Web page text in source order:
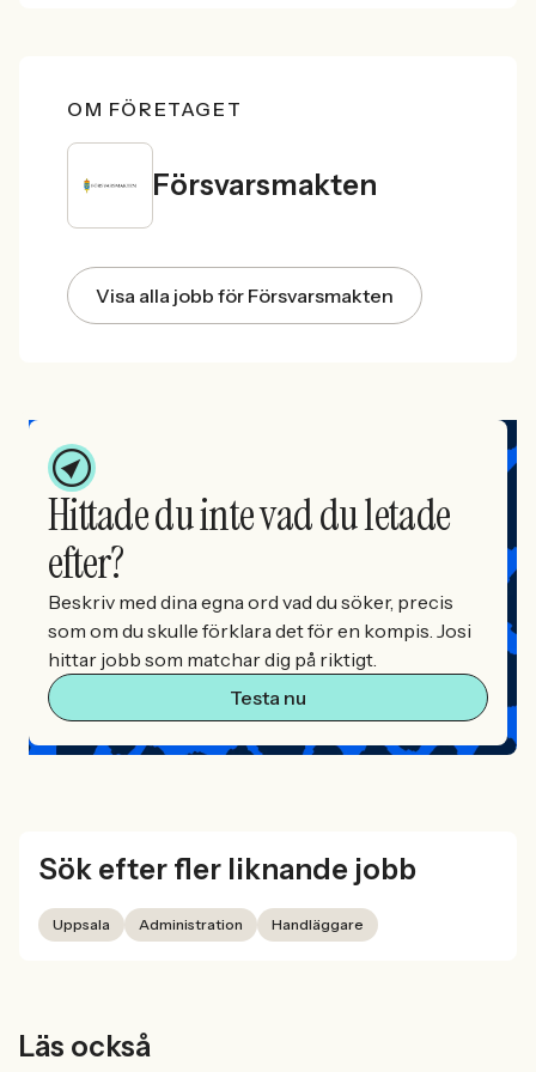
OM FÖRETAGET
Försvarsmakten
Visa alla jobb för Försvarsmakten
Hittade du inte vad du letade
efter?
Beskriv med dina egna ord vad du söker, precis
som om du skulle förklara det för en kompis. Josi
hittar jobb som matchar dig på riktigt.
Testa nu
Sök efter fler liknande jobb
Uppsala Administration Handläggare
Läs också